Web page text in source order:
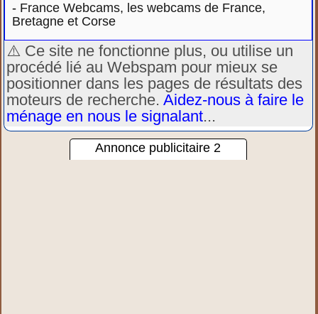
- France Webcams, les webcams de France,
Bretagne et Corse
⚠️ Ce site ne fonctionne plus, ou utilise un
procédé lié au Webspam pour mieux se
positionner dans les pages de résultats des
moteurs de recherche.Aidez-nous à faire le
ménage en nous le signalant...
Annonce publicitaire 2